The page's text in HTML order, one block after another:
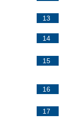
13
14
15
16
17